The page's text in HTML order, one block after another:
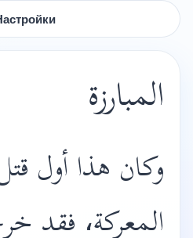
المبارزة
وكان هذا أول
المعركة، فقد